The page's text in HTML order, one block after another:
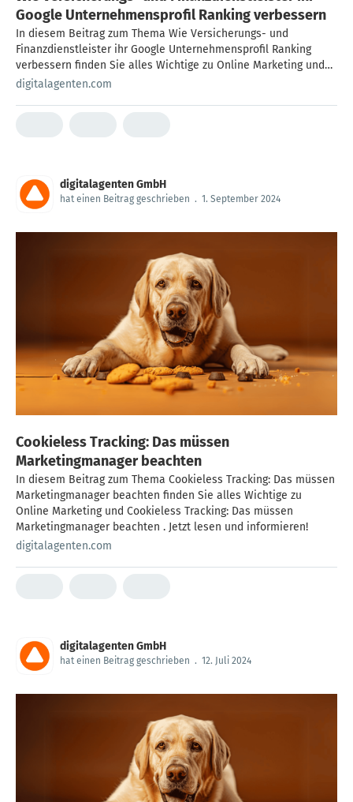
Google Unternehmensprofil Ranking verbessern
In diesem Beitrag zum Thema Wie Versicherungs- und
Finanzdienstleister ihr Google Unternehmensprofil Ranking
verbessern finden Sie alles Wichtige zu Online Marketing und
Wie Versicherungs- und Finanzdienstleister ihr Google
digitalagenten.com
digitalagenten GmbH
hat einen Beitrag geschrieben . 1. September 2024
Cookieless Tracking: Das müssen
Marketingmanager beachten
In diesem Beitrag zum Thema Cookieless Tracking: Das müssen
Marketingmanager beachten finden Sie alles Wichtige zu
Online Marketing und Cookieless Tracking: Das müssen
Marketingmanager beachten . Jetzt lesen und informieren!
digitalagenten.com
digitalagenten GmbH
hat einen Beitrag geschrieben . 12. Juli 2024